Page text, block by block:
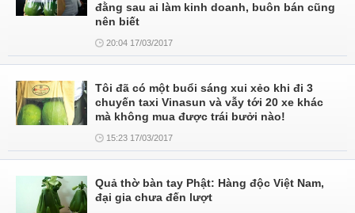
đằng sau ai làm kinh doanh, buôn bán cũng
nên biết
20:04 17/03/2017
Tôi đã có một buổi sáng xui xẻo khi đi 3
chuyến taxi Vinasun và vẫy tới 20 xe khác
mà không mua được trái bưởi nào!
15:23 17/03/2017
Quả thờ bàn tay Phật: Hàng độc Việt Nam,
đại gia chưa đến lượt